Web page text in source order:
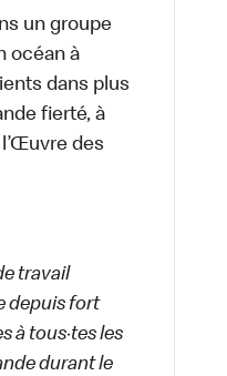
un groupe
océan à
dans plus
fierté, à
des
travail
depuis fort
à tous·tes les
durant le